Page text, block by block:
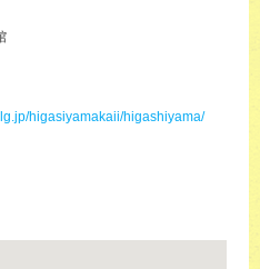
higasiyamakaii/higashiyama/